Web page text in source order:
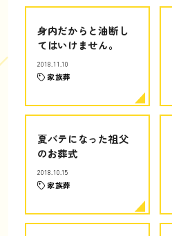
身内だからと油断し
てはいけません。
2018.11.10
家族葬
夏バテになった祖父
のお葬式
2018.10.15
家族葬